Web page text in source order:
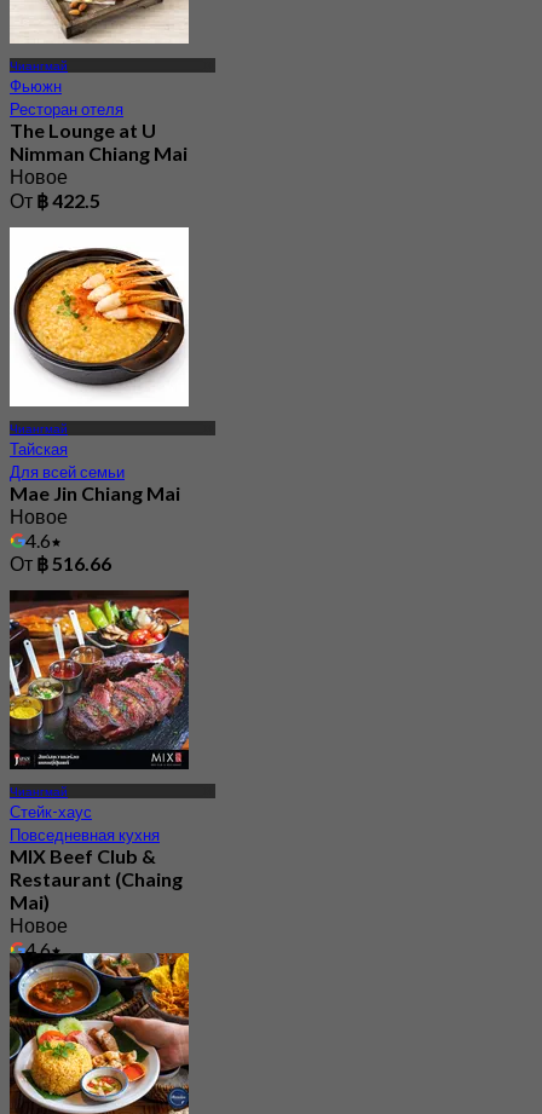
Чиангмай
Фьюжн
Ресторан отеля
The Lounge at U
Nimman Chiang Mai
Новое
От ฿ 422.5
Чиангмай
Тайская
Для всей семьи
Mae Jin Chiang Mai
Новое
4.6
От ฿ 516.66
Чиангмай
Стейк-хаус
Повседневная кухня
MIX Beef Club &
Restaurant (Chaing
Mai)
Новое
4.6
От฿ 645